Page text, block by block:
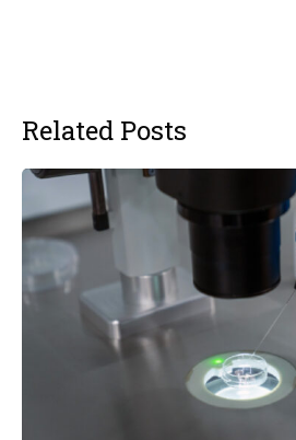
Related Posts